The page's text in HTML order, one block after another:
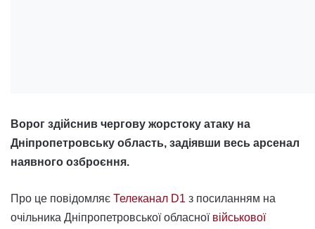
Ворог здійснив чергову жорстоку атаку на
Дніпропетровську область, задіявши весь арсенал
наявного озброєння.
Про це повідомляє Телеканал D1 з посиланням на
очільника Дніпропетровської обласної військової